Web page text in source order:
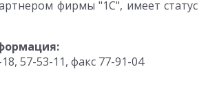
фирмы "1С", имеет статус
57-53-11, факс 77-91-04